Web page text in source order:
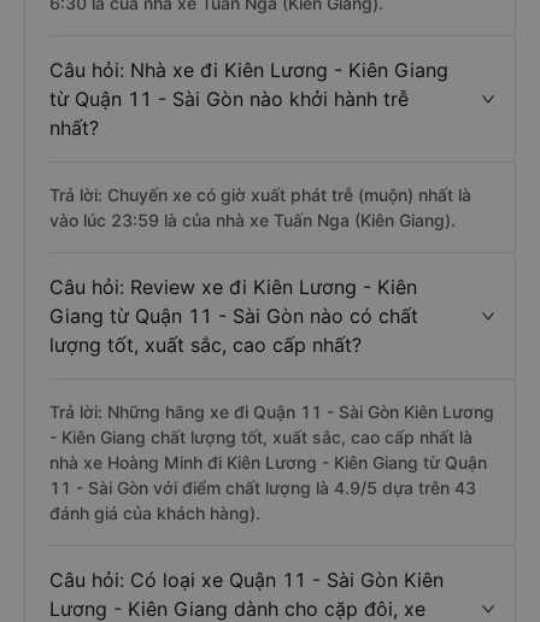
Câu hỏi: Nhà xe đi Kiên Lương - Kiên Giang
từ Quận 11 - Sài Gòn nào khởi hành trễ
nhất?
Trả lời: Chuyến xe có giờ xuất phát trễ (muộn) nhất là
vào lúc 23:59 là của nhà xe Tuấn Nga (Kiên Giang).
Câu hỏi: Review xe đi Kiên Lương - Kiên
Giang từ Quận 11 - Sài Gòn nào có chất
lượng tốt, xuất sắc, cao cấp nhất?
Trả lời: Những hãng xe đi Quận 11 - Sài Gòn Kiên Lương
- Kiên Giang chất lượng tốt, xuất sắc, cao cấp nhất là
nhà xe Hoàng Minh đi Kiên Lương - Kiên Giang từ Quận
11 - Sài Gòn với điểm chất lượng là 4.9/5 dựa trên 43
đánh giá của khách hàng).
Câu hỏi: Có loại xe Quận 11 - Sài Gòn Kiên
Lương - Kiên Giang dành cho cặp đôi, xe